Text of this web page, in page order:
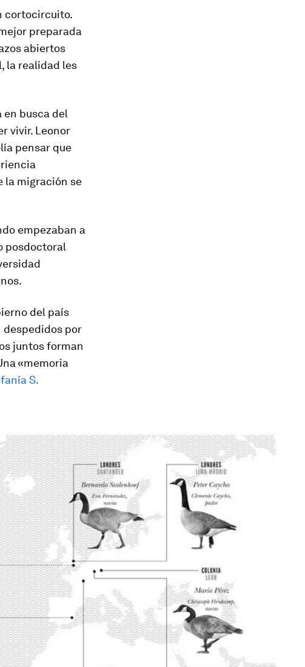
cortocircuito.
preparada
abiertos
la realidad les
en busca del
vivir. Leonor
pensar que
la migración se
empezaban a
posdoctoral
del país
despedidos por
juntos forman
«memoria
S.